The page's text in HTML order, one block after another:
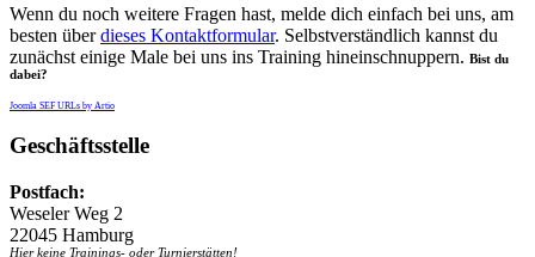
Wenn du noch weitere Fragen hast, melde dich einfach bei uns, am
besten überdieses Kontaktformular. Selbstverständlich kannst du
zunächst einige Male bei uns ins Training hineinschnuppern. Bist du
dabei?
Joomla SEF URLs by Artio
Geschäftsstelle
Postfach:
Weseler Weg 2
22045 Hamburg
Hier keine Trainings- oder Turnierstätten!